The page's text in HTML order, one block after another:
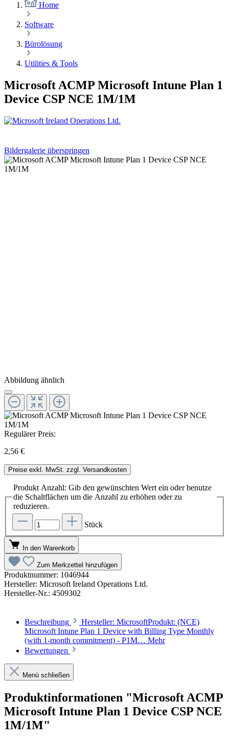
Home
Software
Bürolösung
Utilities & Tools
Microsoft ACMP Microsoft Intune Plan 1
Device CSP NCE 1M/1M
Bildergalerie überspringen
Abbildung ähnlich
Regulärer Preis:
2,56 €
Preise exkl. MwSt. zzgl. Versandkosten
Produkt Anzahl: Gib den gewünschten Wert ein oder benutze
die Schaltflächen um die Anzahl zu erhöhen oder zu
reduzieren.
Stück
In den Warenkorb
Zum Merkzettel hinzufügen
Produktnummer: 1046944
Hersteller: Microsoft Ireland Operations Ltd.
Hersteller-Nr.: 4509302
Beschreibung
Hersteller: MicrosoftProdukt: (NCE)
Microsoft Intune Plan 1 Device with Billing Type Monthly
(with 1-month commitment) - P1M… Mehr
Bewertungen
Menü schließen
Produktinformationen "Microsoft ACMP
Microsoft Intune Plan 1 Device CSP NCE
1M/1M"